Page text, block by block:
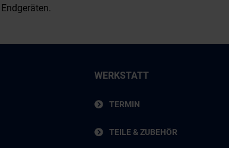
WERKSTATT
TERMIN
TEILE & ZUBEHÖR